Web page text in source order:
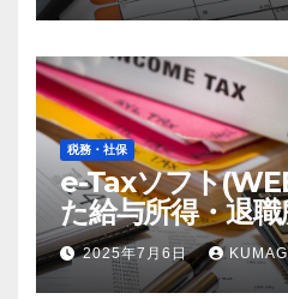
税務・社保
e-Taxソフト
た給与所得・退
徴収高計算書の作
年；2025年分】(
2025年7月6日